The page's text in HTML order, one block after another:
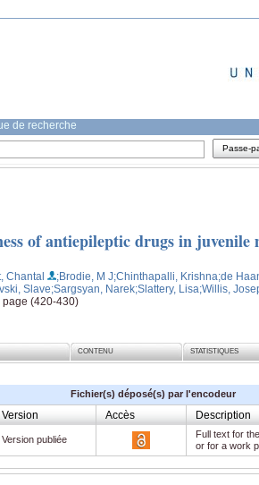
de recherche
Passe-
of antiepileptic drugs in juvenile
Chantal ;Brodie, M J;Chinthapalli, Krishna;de
Slave;Sargsyan, Narek;Slattery, Lisa;Willis,
page (420-430)
CONTENU STATISTIQUES
Fichier(s) déposé(s) par l'encodeur
Version Accès Description
Version publiée
Full text for
or for a work